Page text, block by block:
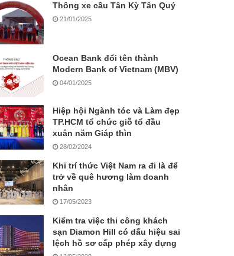
Thông xe cầu Tân Kỳ Tân Quý
21/01/2025
Ocean Bank đổi tên thành
Modern Bank of Vietnam (MBV)
04/01/2025
Hiệp hội Ngành tóc và Làm đẹp
TP.HCM tổ chức giỗ tổ đầu
xuân năm Giáp thìn
28/02/2024
Khi trí thức Việt Nam ra đi là để
trở về quê hương làm doanh
nhân
17/05/2023
Kiểm tra việc thi công khách
sạn Diamon Hill có dấu hiệu sai
lệch hồ sơ cấp phép xây dựng